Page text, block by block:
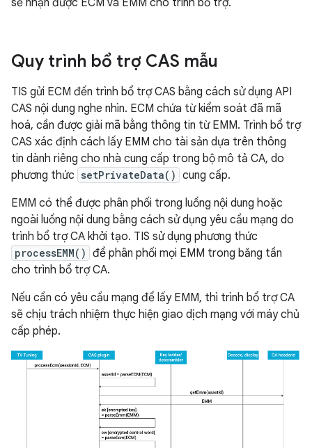
sẽ nhận được ECM và EMM cho trình bổ trợ.
Quy trình bổ trợ CAS mẫu
TIS gửi ECM đến trình bổ trợ CAS bằng cách sử dụng API
CAS nội dung nghe nhìn. ECM chứa từ kiểm soát đã mã
hoá, cần được giải mã bằng thông tin từ EMM. Trình bổ trợ
CAS xác định cách lấy EMM cho tài sản dựa trên thông
tin dành riêng cho nhà cung cấp trong bộ mô tả CA, do
phương thức setPrivateData() cung cấp.
EMM có thể được phân phối trong luồng nội dung hoặc
ngoài luồng nội dung bằng cách sử dụng yêu cầu mạng do
trình bổ trợ CA khởi tạo. TIS sử dụng phương thức
processEMM() để phân phối mọi EMM trong băng tần
cho trình bổ trợ CA.
Nếu cần có yêu cầu mạng để lấy EMM, thì trình bổ trợ CA
sẽ chịu trách nhiệm thực hiện giao dịch mạng với máy chủ
cấp phép.